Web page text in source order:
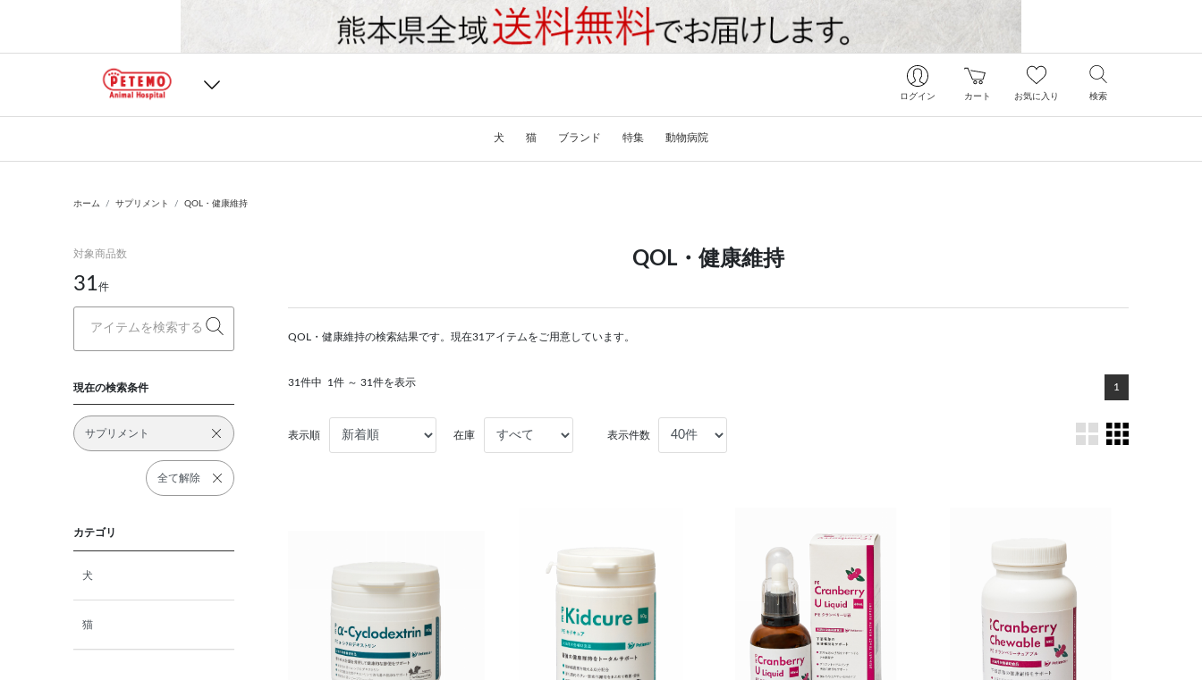
ログイン カート お気に入り 検索
犬 猫 ブランド 特集 動物病院
ホーム サプリメント QOL・健康維持
対象商品数
31件
現在の検索条件
サプリメント
全て解除
カテゴリ
犬
猫
QOL・健康維持
QOL・健康維持の検索結果です。現在31アイテムをご用意しています。
31件中 1件 ～ 31件を表示 1
表示順 在庫 表示件数